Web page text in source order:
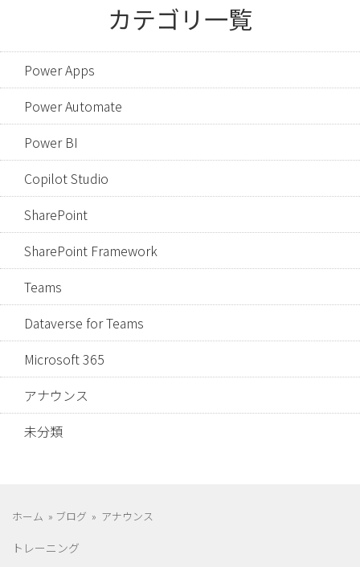
カテゴリ一覧
Power Apps
Power Automate
Power BI
Copilot Studio
SharePoint
SharePoint Framework
Teams
Dataverse for Teams
Microsoft 365
アナウンス
未分類
ホーム » ブログ » アナウンス
トレーニング